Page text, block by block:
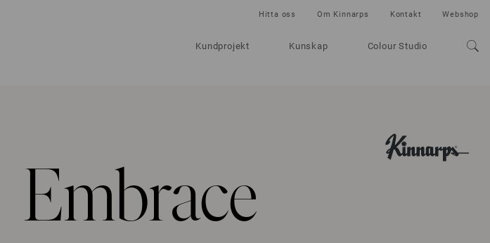
Kundprojekt Kunskap Colour Studio
Hitta oss Om Kinnarps Kontakt Webshop
Embrace